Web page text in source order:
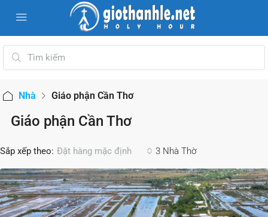
Nhà Giáo phận Cần Thơ
Giáo phận Cần Thơ
3 Nhà Thờ
Sắp xếp theo: Đặt hàng mặc định